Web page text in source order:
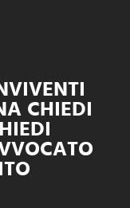
CHIEDI